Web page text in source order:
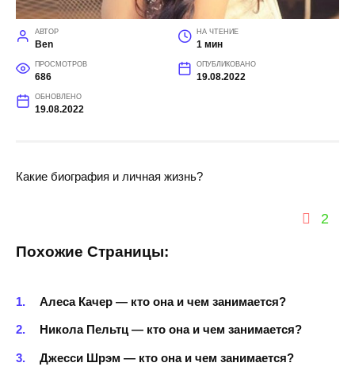
АВТОР
Ben
НА ЧТЕНИЕ
1 мин
ПРОСМОТРОВ
686
ОПУБЛИКОВАНО
19.08.2022
ОБНОВЛЕНО
19.08.2022
Какие биография и личная жизнь?
2
Похожие Страницы:
Алеса Качер — кто она и чем занимается?
Никола Пельтц — кто она и чем занимается?
Джесси Шрэм — кто она и чем занимается?